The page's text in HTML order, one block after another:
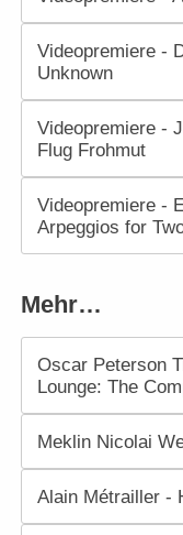
Videopremiere -
Unknown
Videopremiere -
Flug Frohmut
Videopremiere -
Arpeggios for
Mehr…
Oscar Peterson
Lounge: The
Meklin Nicolai
Alain Métrailler -